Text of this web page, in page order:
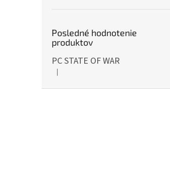
Posledné hodnotenie
produktov
PC STATE OF WAR
Hodnotenie produktu je 5 z 5 hviezdičiek.
|